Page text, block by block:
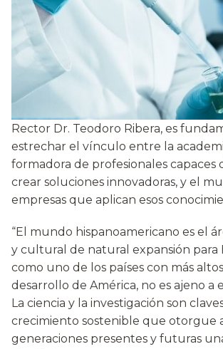
Rector Dr. Teodoro Ribera, es
estrechar el vínculo entre la
formadora de profesionales capaces
crear soluciones innovadoras, y el
empresas que aplican esos
“El mundo hispanoamericano es el
y cultural de natural expansión para
como uno de los países con más
desarrollo de América, no es ajeno a
La ciencia y la investigación son
crecimiento sostenible que otorgue
generaciones presentes y futuras